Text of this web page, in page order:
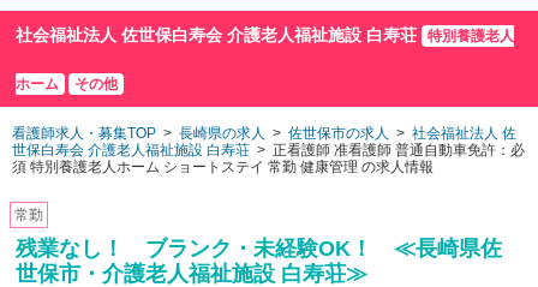
社会福祉法人 佐世保白寿会 介護老人福祉施設 白寿荘 特別養護老人
ホーム その他
看護師求人・募集TOP > 長崎県の求人 > 佐世保市の求人 > 社会福祉法人 佐
世保白寿会 介護老人福祉施設 白寿荘 > 正看護師 准看護師 普通自動車免許：必
須 特別養護老人ホーム ショートステイ 常勤 健康管理 の求人情報
常勤
残業なし！ ブランク・未経験OK！ ≪長崎県佐
世保市・介護老人福祉施設 白寿荘≫